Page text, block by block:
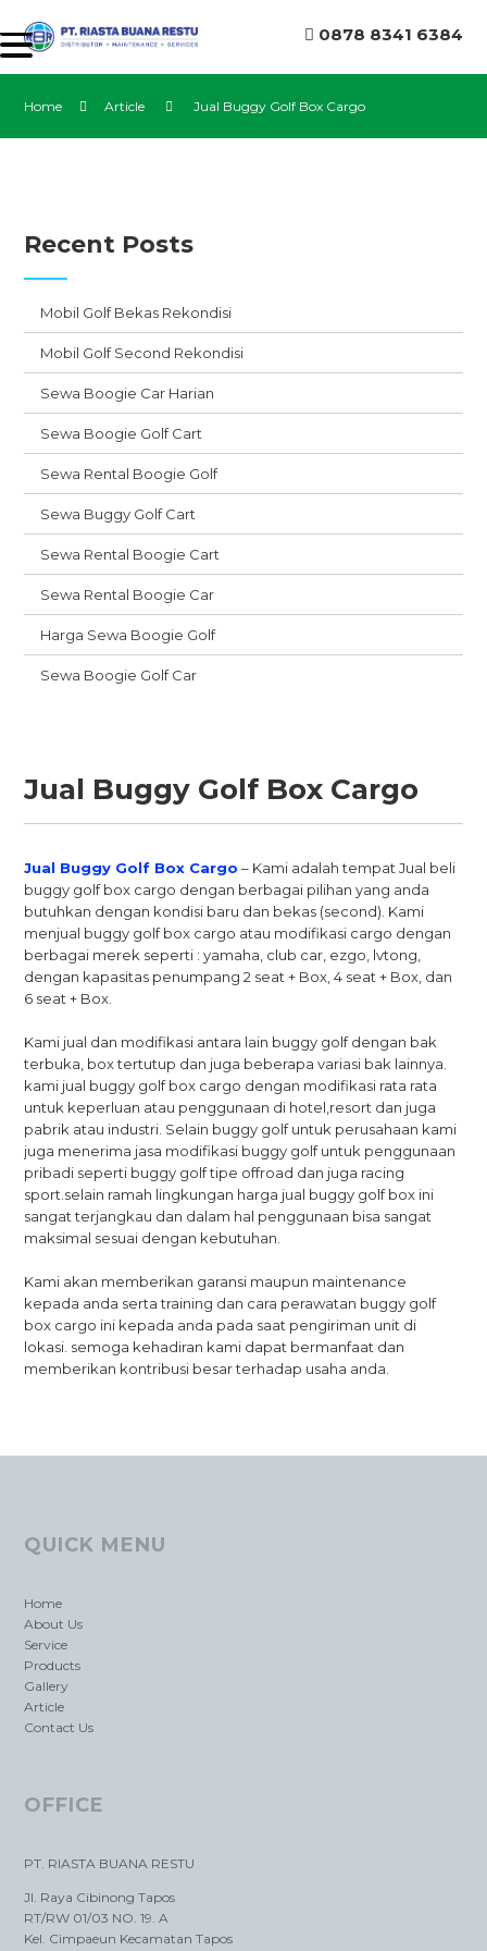
0878 8341 6384
Home Article Jual Buggy Golf Box Cargo
Recent Posts
Mobil Golf Bekas Rekondisi
Mobil Golf Second Rekondisi
Sewa Boogie Car Harian
Sewa Boogie Golf Cart
Sewa Rental Boogie Golf
Sewa Buggy Golf Cart
Sewa Rental Boogie Cart
Sewa Rental Boogie Car
Harga Sewa Boogie Golf
Sewa Boogie Golf Car
Jual Buggy Golf Box Cargo
Jual Buggy Golf Box Cargo – Kami adalah tempat Jual beli
buggy golf box cargo dengan berbagai pilihan yang anda
butuhkan dengan kondisi baru dan bekas (second). Kami
menjual buggy golf box cargo atau modifikasi cargo dengan
berbagai merek seperti : yamaha, club car, ezgo, lvtong,
dengan kapasitas penumpang 2 seat + Box, 4 seat + Box, dan
6 seat + Box.
Kami jual dan modifikasi antara lain buggy golf dengan bak
terbuka, box tertutup dan juga beberapa variasi bak lainnya.
kami jual buggy golf box cargo dengan modifikasi rata rata
untuk keperluan atau penggunaan di hotel,resort dan juga
pabrik atau industri. Selain buggy golf untuk perusahaan kami
juga menerima jasa modifikasi buggy golf untuk penggunaan
pribadi seperti buggy golf tipe offroad dan juga racing
sport.selain ramah lingkungan harga jual buggy golf box ini
sangat terjangkau dan dalam hal penggunaan bisa sangat
maksimal sesuai dengan kebutuhan.
Kami akan memberikan garansi maupun maintenance
kepada anda serta training dan cara perawatan buggy golf
box cargo ini kepada anda pada saat pengiriman unit di
lokasi. semoga kehadiran kami dapat bermanfaat dan
memberikan kontribusi besar terhadap usaha anda.
QUICK MENU
Home
About Us
Service
Products
Gallery
Article
Contact Us
OFFICE
PT. RIASTA BUANA RESTU
Jl. Raya Cibinong Tapos
RT/RW 01/03 NO. 19. A
Kel. Cimpaeun Kecamatan Tapos